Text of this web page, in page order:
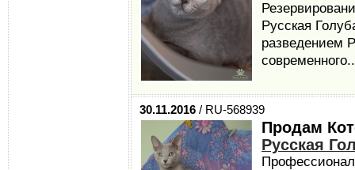
Русская
разведением
30.11.2016 / RU-568939
Продам
Русская